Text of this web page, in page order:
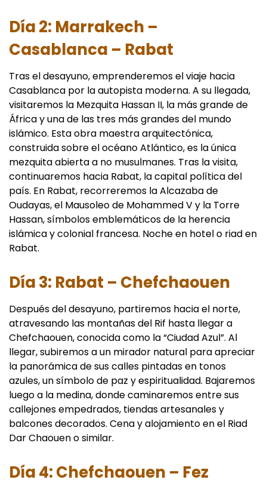
Día 2: Marrakech –
Casablanca – Rabat
Tras el desayuno, emprenderemos el viaje hacia
Casablanca por la autopista moderna. A su llegada,
visitaremos la Mezquita Hassan II, la más grande de
África y una de las tres más grandes del mundo
islámico. Esta obra maestra arquitectónica,
construida sobre el océano Atlántico, es la única
mezquita abierta a no musulmanes. Tras la visita,
continuaremos hacia Rabat, la capital política del
país. En Rabat, recorreremos la Alcazaba de
Oudayas, el Mausoleo de Mohammed V y la Torre
Hassan, símbolos emblemáticos de la herencia
islámica y colonial francesa. Noche en hotel o riad en
Rabat.
Día 3: Rabat – Chefchaouen
Después del desayuno, partiremos hacia el norte,
atravesando las montañas del Rif hasta llegar a
Chefchaouen, conocida como la “Ciudad Azul”. Al
llegar, subiremos a un mirador natural para apreciar
la panorámica de sus calles pintadas en tonos
azules, un símbolo de paz y espiritualidad. Bajaremos
luego a la medina, donde caminaremos entre sus
callejones empedrados, tiendas artesanales y
balcones decorados. Cena y alojamiento en el Riad
Dar Chaouen o similar.
Día 4: Chefchaouen – Fez